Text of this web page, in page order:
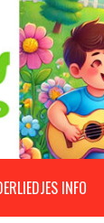
INFO